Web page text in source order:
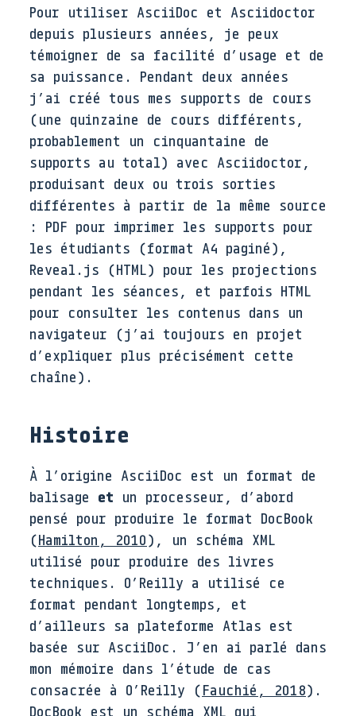
Pour utiliser AsciiDoc et Asciidoctor
depuis plusieurs années, je peux
témoigner de sa facilité d’usage et de
sa puissance. Pendant deux années
j’ai créé tous mes supports de cours
(une quinzaine de cours différents,
probablement un cinquantaine de
supports au total) avec Asciidoctor,
produisant deux ou trois sorties
différentes à partir de la même source
: PDF pour imprimer les supports pour
les étudiants (format A4 paginé),
Reveal.js (HTML) pour les projections
pendant les séances, et parfois HTML
pour consulter les contenus dans un
navigateur (j’ai toujours en projet
d’expliquer plus précisément cette
chaîne).
Histoire
À l’origine AsciiDoc est un format de
balisage et un processeur, d’abord
pensé pour produire le format DocBook
(Hamilton , 2010) , un schéma XML
utilisé pour produire des livres
techniques. O’Reilly a utilisé ce
format pendant longtemps, et
d’ailleurs sa plateforme Atlas est
basée sur AsciiDoc. J’en ai parlé dans
mon mémoire dans l’étude de cas
consacrée à O’Reilly
(Fauchié , 2018) .
DocBook est un schéma XML qui